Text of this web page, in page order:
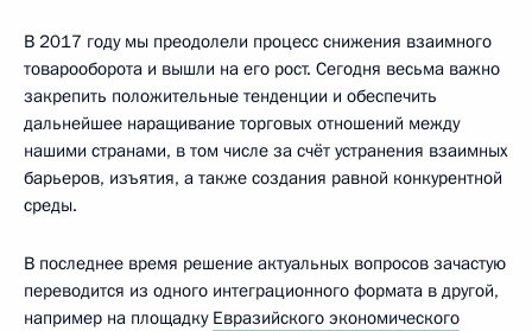
В 2017 году мы преодолели процесс снижения взаимного
товарооборота и вышли на его рост. Сегодня весьма важно
закрепить положительные тенденции и обеспечить
дальнейшее наращивание торговых отношений между
нашими странами, в том числе за счёт устранения взаимных
барьеров, изъятия, а также создания равной конкурентной
среды.
В последнее время решение актуальных вопросов зачастую
переводится из одного интеграционного формата в другой,
например на площадку Евразийского экономического